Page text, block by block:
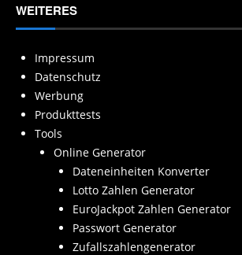
WEITERES
Impressum
Datenschutz
Werbung
Produkttests
Tools
Online Generator
Dateneinheiten Konverter
Lotto Zahlen Generator
EuroJackpot Zahlen Generator
Passwort Generator
Zufallszahlengenerator